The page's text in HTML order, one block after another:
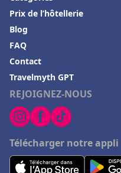
REJOIGNEZ-NOUS
Télécharger notre appli
Prix de l’hôtellerie
Blog
FAQ
Contact
Travelmyth GPT